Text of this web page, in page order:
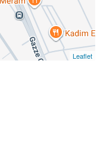
Halkapınar
Hüyük
Ilgın
Leaflet